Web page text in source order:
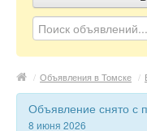
/ Объявления в Томске /
Объявление снято с
8 июня 2026